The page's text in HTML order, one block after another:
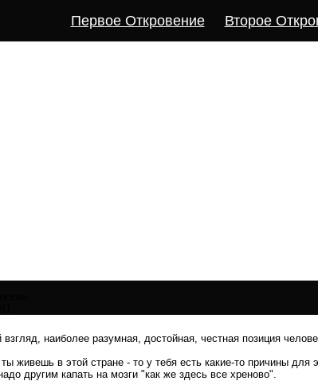
Первое Откровение Второе
наиболее разумная, достойная, честная позиция
живешь в этой стране - то у тебя есть какие-то причины для
другим капать на мозги "как же здесь все хреново".